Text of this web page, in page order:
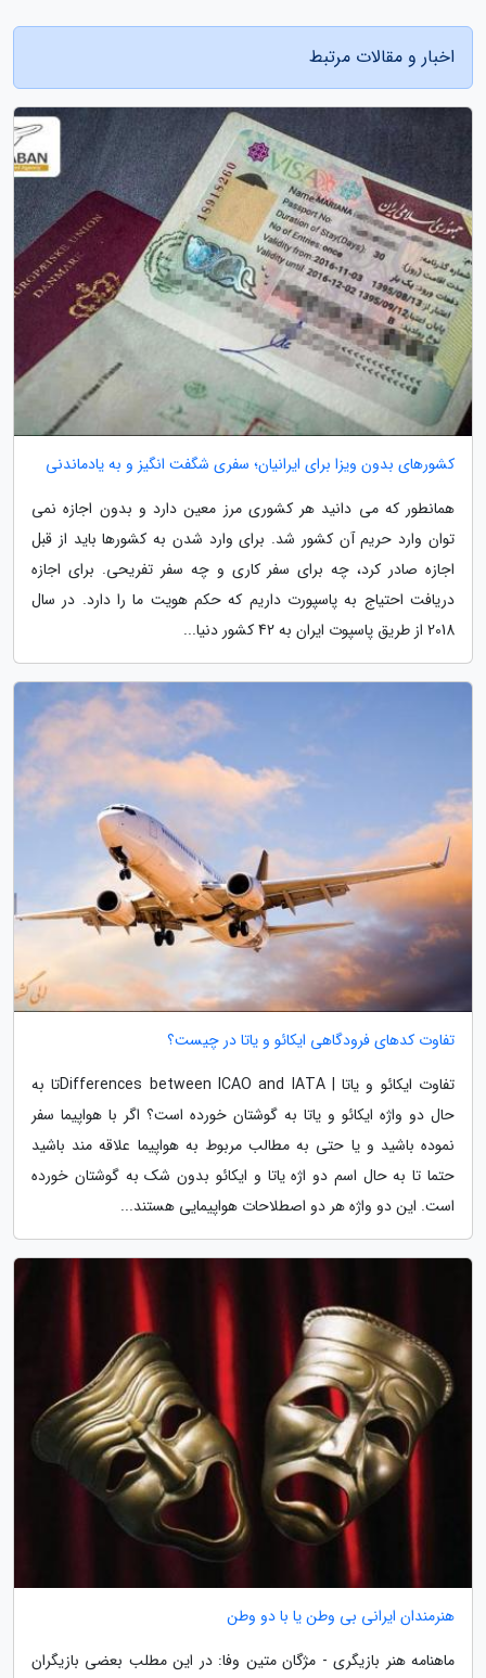
اخبار و مقالات مرتبط
کشورهای بدون ویزا برای ایرانیان؛ سفری شگفت انگیز و به یادماندنی
همانطور که می دانید هر کشوری مرز معین دارد و بدون اجازه نمی
توان وارد حریم آن کشور شد. برای وارد شدن به کشورها باید از قبل
اجازه صادر کرد، چه برای سفر کاری و چه سفر تفریحی. برای اجازه
دریافت احتیاج به پاسپورت داریم که حکم هویت ما را دارد. در سال
2018 از طریق پاسپوت ایران به 42 کشور دنیا...
تفاوت کدهای فرودگاهی ایکائو و یاتا در چیست؟
تفاوت ایکائو و یاتا | Differences between ICAO and IATAتا به
حال دو واژه ایکائو و یاتا به گوشتان خورده است؟ اگر با هواپیما سفر
نموده باشید و یا حتی به مطالب مربوط به هواپیما علاقه مند باشید
حتما تا به حال اسم دو اژه یاتا و ایکائو بدون شک به گوشتان خورده
است. این دو واژه هر دو اصطلاحات هواپیمایی هستند...
هنرمندان ایرانی بی وطن یا با دو وطن
ماهنامه هنر بازیگری - مژگان متین وفا: در این مطلب بعضی بازیگران